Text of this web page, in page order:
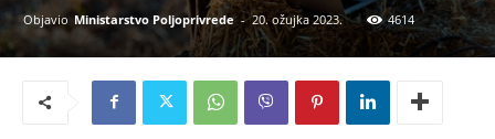
Objavio Ministarstvo Poljoprivrede - 20. ožujka 2023. 4614